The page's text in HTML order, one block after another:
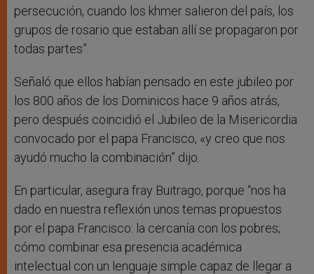
persecución, cuando los khmer salieron del país, los
grupos de rosario que estaban allí se propagaron por
todas partes”.
Señaló que ellos habían pensado en este jubileo por
los 800 años de los Dominicos hace 9 años atrás,
pero después coincidió el Jubileo de la Misericordia
convocado por el papa Francisco, «y creo que nos
ayudó mucho la combinación” dijo.
En particular, asegura fray Buitrago, porque “nos ha
dado en nuestra reflexión unos temas propuestos
por el papa Francisco: la cercanía con los pobres;
cómo combinar esa presencia académica
intelectual con un lenguaje simple capaz de llegar a